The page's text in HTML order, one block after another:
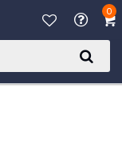
0